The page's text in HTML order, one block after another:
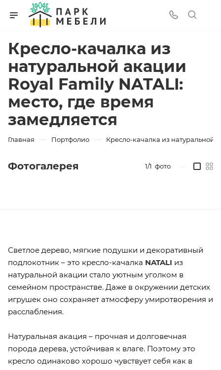
Кресло-качалка из
натуральной акации
Royal Family NATALI:
место, где время
замедляется
Главная — Портфолио — Кресло-качалка из натуральной
Фотогалерея 1/1 фото
Светлое дерево, мягкие подушки и декоративный
подлокотник – это кресло-качалка NATALI из
натуральной акации стало уютным уголком в
семейном пространстве. Даже в окружении детских
игрушек оно сохраняет атмосферу умиротворения и
расслабления.
Натуральная акация – прочная и долговечная
порода дерева, устойчивая к влаге. Поэтому это
кресло одинаково хорошо чувствует себя как в